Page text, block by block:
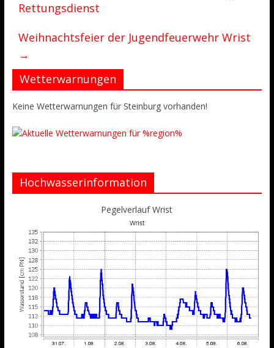
Rettungsdienst
Weihnachtsfeier der Jugendfeuerwehr Wrist
→
Wetterwarnungen
Keine Wetterwarnungen für Steinburg vorhanden!
Hochwasserinformation
Pegelverlauf Wrist